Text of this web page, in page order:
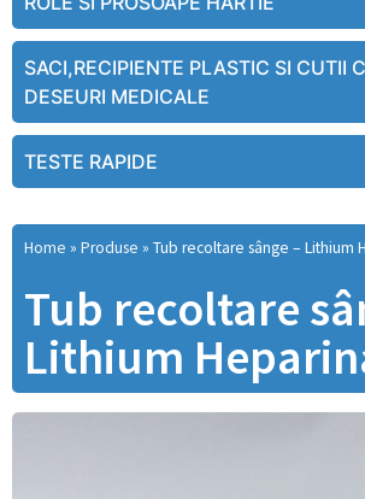
SACI,RECIPIENTE PLASTIC SI CUTII
DESEURI MEDICALE
TESTE RAPIDE
Home » Produse » Tub recoltare sânge – Lithium
Tub recoltare
Lithium